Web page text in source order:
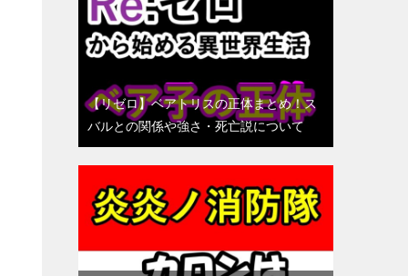
【リゼロ】ベアトリスの正体まとめ！ス
バルとの関係や強さ・死亡説について